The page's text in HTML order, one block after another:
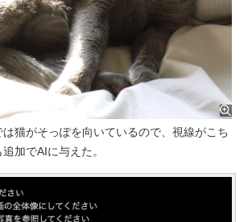
は猫がそっぽを向いているので、視線がこち
加でAIに与えた。